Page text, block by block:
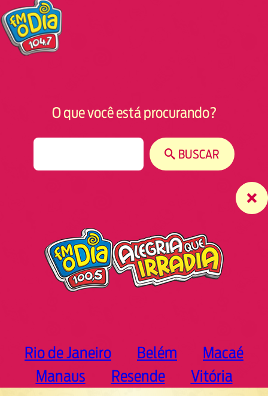
O que você está procurando?
BUSCAR
Rio de Janeiro Belém
Macaé
Manaus
Resende Vitória